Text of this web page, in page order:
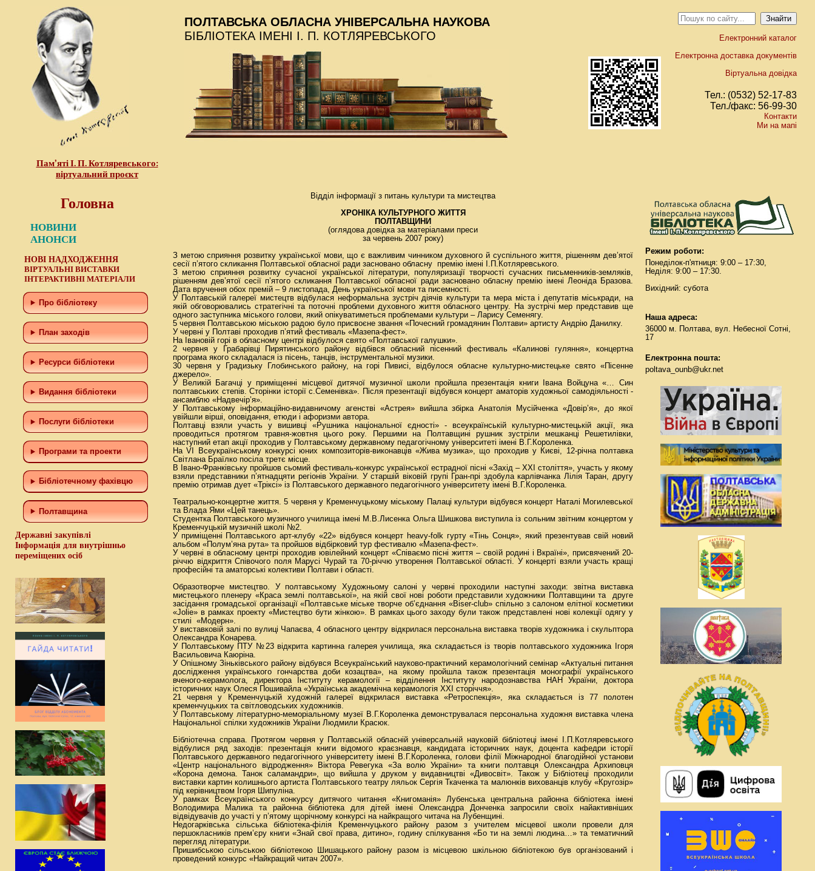
Пам’яті І. П. Котляревського:
віртуальний проєкт
ПОЛТАВСЬКА ОБЛАСНА УНІВЕРСАЛЬНА НАУКОВА
БІБЛІОТЕКА ІМЕНІ І. П. КОТЛЯРЕВСЬКОГО
Електронний каталог
Електронна доставка документів
Віртуальна довідка
Тел.: (0532) 52-17-83
Тел./факс: 56-99-30
Контакти
Ми на мапі
Головна
НОВИНИ
АНОНСИ
НОВІ НАДХОДЖЕННЯ
ВІРТУАЛЬНІ ВИСТАВКИ
ІНТЕРАКТИВНІ МАТЕРІАЛИ
Про бібліотеку
План заходів
Ресурси бібліотеки
Видання бібліотеки
Послуги бібліотеки
Програми та проекти
Бiблiотечному фахiвцю
Полтавщина
Державні закупівлі
Інформація для внутрішньо
переміщених осіб
Відділ інформації з питань культури та мистецтва
ХРОНІКА КУЛЬТУРНОГО ЖИТТЯ
ПОЛТАВЩИНИ
(оглядова довідка за матеріалами преси
за червень 2007 року)
З метою сприяння розвитку української мови, що є важливим чинником духовного й суспільного життя, рішенням дев’ятої
сесії п’ятого скликання Полтавської обласної ради засновано обласну премію імені І.П.Котляревського.
З метою сприяння розвитку сучасної української літератури, популяризації творчості сучасних письменників-земляків,
рішенням дев’ятої сесії п’ятого скликання Полтавської обласної ради засновано обласну премію імені Леоніда Бразова.
Дата вручення обох премій – 9 листопада, День української мови та писемності.
У Полтавській галереї мистецтв відбулася неформальна зустріч діячів культури та мера міста і депутатів міськради, на
якій обговорювались стратегічні та поточні проблеми духовного життя обласного центру. На зустрічі мер представив ще
одного заступника міського голови, який опікуватиметься проблемами культури – Ларису Семенягу.
5 червня Полтавською міською радою було присвоєне звання «Почесний громадянин Полтави» артисту Андрію Данилку.
У червні у Полтаві проходив п’ятий фестиваль «Мазепа-фест».
На Івановій горі в обласному центрі відбулося свято «Полтавської галушки».
2 червня у Грабарівці Пирятинського району відбівся обласний пісенний фестиваль «Калинові гуляння», концертна
програма якого складалася із пісень, танців, інструментальної музики.
30 червня у Градизьку Глобинського району, на горі Пивисі, відбулося обласне культурно-мистецьке свято «Пісенне
джерело».
У Великій Багачці у приміщенні місцевої дитячої музичної школи пройшла презентація книги Івана Войцуна «… Син
полтавських степів. Сторінки історії с.Семенівка». Після презентації відбувся концерт аматорів художньої самодіяльності -
ансамблю «Надвечір’я».
У Полтавському інформаційно-видавничому агенстві «Астрея» вийшла збірка Анатолія Мусійченка «Довір’я», до якої
увійшли вірші, оповідання, етюди і афоризми автора.
Полтавці взяли участь у вишивці «Рушника національної єдності» - всеукраїнській культурно-мистецькій акції, яка
проводиться протягом травня-жовтня цього року. Першими на Полтавщині рушник зустріли мешканці Решетилівки,
наступний етап акції проходив у Полтавському державному педагогічному університеті імені В.Г.Короленка.
На VІ Всеукраїнському конкурсі юних композиторів-виконавців «Жива музика», що проходив у Києві, 12-річна полтавка
Світлана Браїлко посіла третє місце.
В Івано-Франківську пройшов сьомий фестиваль-конкурс української естрадної пісні «Захід – ХХІ століття», участь у якому
взяли представники п’ятнадцяти регіонів України. У старшій віковій групі Гран-прі здобула карлівчанка Лілія Таран, другу
премію отримав дует «Тріксі» із Полтавського державного педагогічного університету імені В.Г.Короленка.
Театрально-концертне життя. 5 червня у Кременчуцькому міському Палаці культури відбувся концерт Наталі Могилевської
та Влада Ями «Цей танець».
Студентка Полтавського музичного училища імені М.В.Лисенка Ольга Шишкова виступила із сольним звітним концертом у
Кременчуцькій музичній школі №2.
У приміщенні Полтавського арт-клубу «22» відбувся концерт heavy-folk гурту «Тінь Сонця», який презентував свій новий
альбом «Полум’яна рута» та пройшов відбірковий тур фестивалю «Мазепа-фест».
У червні в обласному центрі проходив ювілейний концерт «Співаємо пісні життя – своїй родині і Вкраїні», присвячений 20-
річчю відкриття Співочого поля Марусі Чурай та 70-річчю утворення Полтавської області. У концерті взяли участь кращі
професійні та аматорські колективи Полтави і області.
Образотворче мистецтво. У полтавському Художньому салоні у червні проходили наступні заходи: звітна виставка
мистецького пленеру «Краса землі полтавської», на якій свої нові роботи представили художники Полтавщини та друге
засідання громадської організації «Полтавське міське творче об’єднання «Biser-club» спільно з салоном елітної косметики
«Jolie» в рамках проекту «Мистецтво бути жінкою». В рамках цього заходу були також представлені нові колекції одягу у
стилі «Модерн».
У виставковій залі по вулиці Чапаєва, 4 обласного центру відкрилася персональна виставка творів художника і скульптора
Олександра Конарева.
У Полтавському ПТУ №23 відкрита картинна галерея училища, яка складається із творів полтавського художника Ігоря
Васильовича Каюріна.
У Опішному Зіньківського району відбувся Всеукраїнський науково-практичний керамологічний семінар «Актуальні питання
дослідження українського гончарства доби козацтва», на якому пройшла також презентація монографії українського
вченого-керамолога, директора Інституту керамології – відділення Інституту народознавства НАН України, доктора
історичних наук Олеся Пошивайла «Українська академічна керамологія ХХІ сторіччя».
21 червня у Кременчуцькій художній галереї відкрилася виставка «Ретроспекція», яка складається із 77 полотен
кременчуцьких та світловодських художників.
У Полтавському літературно-меморіальному музеї В.Г.Короленка демонструвалася персональна художня виставка члена
Національної спілки художників України Людмили Красюк.
Бібліотечна справа. Протягом червня у Полтавській обласній універсальній науковій бібліотеці імені І.П.Котляревського
відбулися ряд заходів: презентація книги відомого краєзнавця, кандидата історичних наук, доцента кафедри історії
Полтавського державного педагогічного університету імені В.Г.Короленка, голови філії Міжнародної благодійної установи
«Центр національного відродження» Віктора Ревегука «За волю України» та книги полтавця Олександра Архиповця
«Корона демона. Танок саламандри», що вийшла у друком у видавництві «Дивосвіт». Також у Бібліотеці проходили
виставки картин колишнього артиста Полтавського театру ляльок Сергія Ткаченка та малюнків вихованців клубу «Кругозір»
під керівництвом Ігоря Шипуліна.
У рамках Всеукраїнського конкурсу дитячого читання «Книгоманія» Лубенська центральна районна бібліотека імені
Володимира Малика та районна бібліотека для дітей імені Олександра Донченка запросили своїх найактивніших
відвідувачів до участі у п’ятому щорічному конкурсі на найкращого читача на Лубенщині.
Недогарківська сільська бібліотека-філія Кременчуцького району разом з учителем місцевої школи провели для
першокласників прем’єру книги «Знай свої права, дитино», годину спілкування «Бо ти на землі людина…» та тематичний
перегляд літератури.
Пришибською сільською бібліотекою Шишацького району разом із місцевою шкільною бібліотекою був організований і
проведений конкурс «Найкращий читач 2007».
Режим роботи:
Понеділок-п'ятниця: 9:00 – 17:30,
Неділя: 9:00 – 17:30.
Вихідний: субота
Наша адреса:
36000 м. Полтава, вул. Небесної Сотні,
17
Електронна пошта:
poltava_ounb@ukr.net